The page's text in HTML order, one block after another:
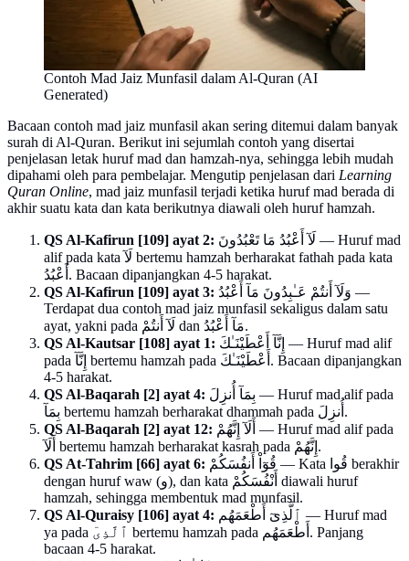
Contoh Mad Jaiz Munfasil dalam Al-Quran (AI
Generated)
Bacaan contoh mad jaiz munfasil akan sering ditemui dalam banyak
surah di Al-Quran. Berikut ini sejumlah contoh yang disertai
penjelasan letak huruf mad dan hamzah-nya, sehingga lebih mudah
dipahami oleh para pembelajar. Mengutip penjelasan dari Learning
Quran Online, mad jaiz munfasil terjadi ketika huruf mad berada di
akhir suatu kata dan kata berikutnya diawali oleh huruf hamzah.
QS Al-Kafirun [109] ayat 2:
alif pada kata لَآ bertemu hamzah berharakat fathah pada kata
أَعْبُدُ. Bacaan dipanjangkan 4-5 harakat.
QS Al-Kafirun [109] ayat 3:
Terdapat dua contoh mad jaiz munfasil sekaligus dalam satu
ayat, yakni pada لَآ أَنتُمْ dan مَآ أَعْبُدُ.
QS Al-Kautsar [108] ayat 1:
pada إِنَّآ bertemu hamzah pada أَعْطَيْنَـٰكَ. Bacaan dipanjangkan
4-5 harakat.
QS Al-Baqarah [2] ayat 4:
بِمَآ bertemu hamzah berharakat dhammah pada أُنزِلَ.
QS Al-Baqarah [2] ayat 12:
أَلَآ bertemu hamzah berharakat kasrah pada إِنَّهُمْ.
QS At-Tahrim [66] ayat 6:
dengan huruf waw (و), dan kata أَنْفُسَكُمْ diawali huruf
hamzah, sehingga membentuk mad munfasil.
QS Al-Quraisy [106] ayat 4:
ya pada ٱلَّذِىٓ bertemu hamzah pada أَطْعَمَهُم. Panjang
bacaan 4-5 harakat.